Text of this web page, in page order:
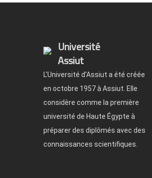
Université
Assiut
L'Université d'Assiut a été créée
en octobre 1957 à Assiut. Elle
considère comme la première
université de Haute Égypte à
préparer des diplômés avec des
connaissances scientifiques.